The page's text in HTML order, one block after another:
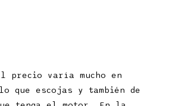
precio varía mucho en
que escojas y también de